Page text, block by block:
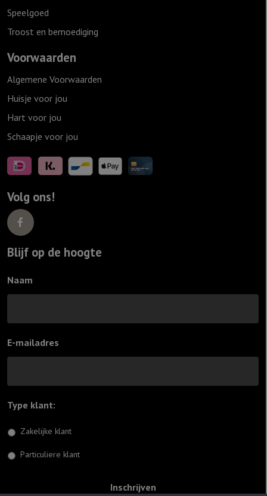
Speelgoed
Troost en bemoediging
Voorwaarden
Algemene Voorwaarden
Huisje voor jou
Hart voor jou
Schaapje voor jou
Volg ons!
Blijf op de hoogte
Naam
E-mailadres
Type klant:
Zakelijke klant
Particuliere klant